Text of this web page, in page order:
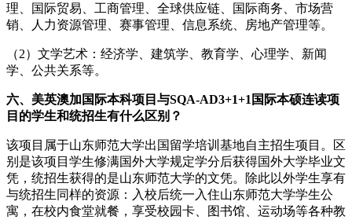
理、国际贸易、工商管理、全球供应链、国际商务、市场营
销、人力资源管理、赛事管理、信息系统、房地产管理等。
（2）文学艺术：经济学、建筑学、教育学、心理学、新闻
学、公共关系等。
六、美英澳加国际本科项目与SQA-AD3+1+1国际本硕连读项
目的学生和统招生有什么区别？
该项目属于山东师范大学出国留学培训基地自主招生项目。区
别是该项目学生修满国外大学规定学分后获得国外大学毕业文
凭，统招生获得的是山东师范大学的文凭。除此以外学生享有
与统招生同样的资源：入校后统一入住山东师范大学学生公
寓，在校内食堂就餐，享受校园卡、图书馆、运动场等各种教